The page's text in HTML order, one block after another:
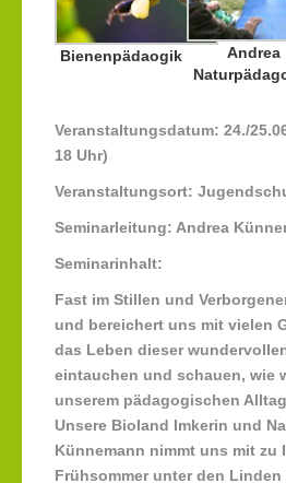
Bienenpädaogik
Andrea
Veranstaltungsdatum: 24./
18 Uhr)
Veranstaltungsort:
Seminarleitung: Andrea
Seminarinhalt:
Fast im Stillen und
und bereichert uns mit vielen
das Leben dieser
eintauchen und schauen, wie
unserem pädagogischen
Unsere Bioland Imkerin und
Künnemann nimmt uns mit zu
Frühsommer unter den